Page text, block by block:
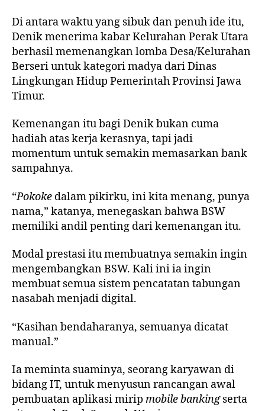
Di antara waktu yang sibuk dan penuh ide itu,
Denik menerima kabar Kelurahan Perak Utara
berhasil memenangkan lomba Desa/Kelurahan
Berseri untuk kategori madya dari Dinas
Lingkungan Hidup Pemerintah Provinsi Jawa
Timur.
Kemenangan itu bagi Denik bukan cuma
hadiah atas kerja kerasnya, tapi jadi
momentum untuk semakin memasarkan bank
sampahnya.
“Pokoke dalam pikirku, ini kita menang, punya
nama,” katanya, menegaskan bahwa BSW
memiliki andil penting dari kemenangan itu.
Modal prestasi itu membuatnya semakin ingin
mengembangkan BSW. Kali ini ia ingin
membuat semua sistem pencatatan tabungan
nasabah menjadi digital.
“Kasihan bendaharanya, semuanya dicatat
manual.”
Ia meminta suaminya, seorang karyawan di
bidang IT, untuk menyusun rancangan awal
pembuatan aplikasi mirip mobile bankingserta